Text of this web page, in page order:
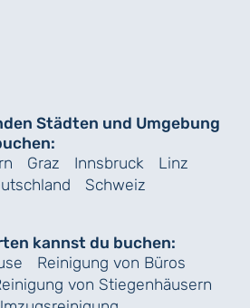
Städten und Umgebung
Graz Innsbruck
Linz
Schweiz
kannst du buchen:
Reinigung von Büros
von Stiegenhäusern